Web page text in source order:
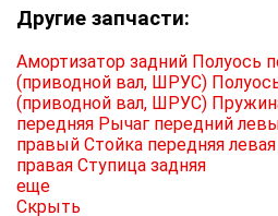
Другие запчасти:
Амортизатор задний Полуось
(приводной вал, ШРУС)
(приводной вал, ШРУС)
передняя Рычаг передний
правый Стойка передняя левая
правая Ступица задняя
еще
Скрыть